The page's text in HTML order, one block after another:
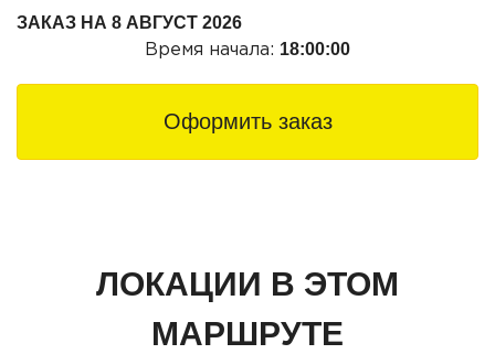
ЗАКАЗ НА 8 АВГУСТ 2026
Время начала: 18:00:00
Оформить заказ
ЛОКАЦИИ В ЭТОМ
МАРШРУТЕ